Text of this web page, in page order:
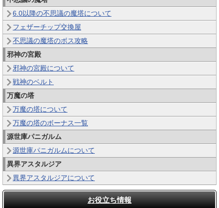
6.0以降の不思議の魔塔について
フェザーチップ交換屋
不思議の魔塔のボス攻略
邪神の宮殿
邪神の宮殿について
戦神のベルト
万魔の塔
万魔の塔について
万魔の塔のボーナス一覧
源世庫パニガルム
源世庫パニガルムについて
異界アスタルジア
異界アスタルジアについて
お役立ち情報